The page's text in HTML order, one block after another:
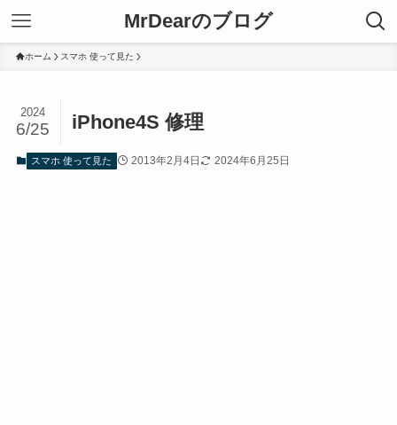
MrDearのブログ
ホーム スマホ 使って見た
iPhone4S 修理
2024
6/25
スマホ 使って見た 2013年2月4日 2024年6月25日